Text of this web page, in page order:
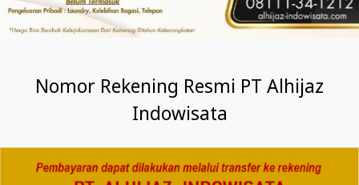
Nomor Rekening Resmi PT Alhijaz
Indowisata